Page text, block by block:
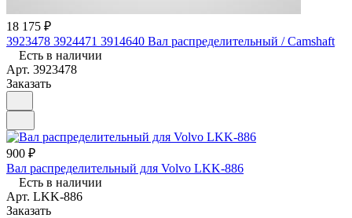
18 175 ₽
3923478 3924471 3914640 Вал распределительный / Camshaft
Есть в наличии
Арт. 3923478
Заказать
900 ₽
Вал распределительный для Volvo LKK-886
Есть в наличии
Арт. LKK-886
Заказать